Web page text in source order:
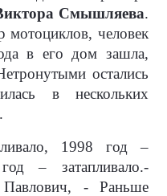
Смышляева.
мотоциклов, человек
в его дом зашла,
остались
в нескольких
1998 год –
– затапливало.-
Павлович, - Раньше